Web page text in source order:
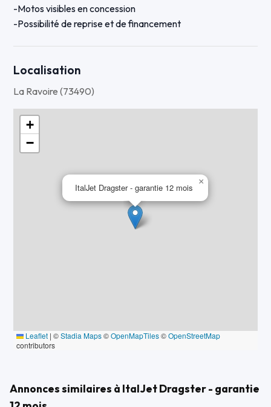
-Motos visibles en concession
-Possibilité de reprise et de financement
garantie 12 mois
OPTIONS ET ÉQUIPEMENTS :
- Classe Crit'air : 1
Référence annonce : 0001278
Localisation
La Ravoire (73490)
ItalJet Dragster - garantie 12 mois
×
+
−
Leaflet | ©Stadia Maps©OpenMapTiles©OpenStreetMap
contributors
Annonces similaires à ItalJet Dragster - garantie